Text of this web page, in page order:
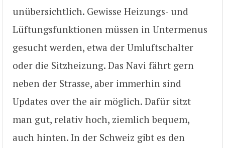
unübersichtlich. Gewisse Heizungs- und
Lüftungsfunktionen müssen in Untermenus
gesucht werden, etwa der Umluftschalter
oder die Sitzheizung. Das Navi fährt gern
neben der Strasse, aber immerhin sind
Updates over the air möglich. Dafür sitzt
man gut, relativ hoch, ziemlich bequem,
auch hinten. In der Schweiz gibt es den